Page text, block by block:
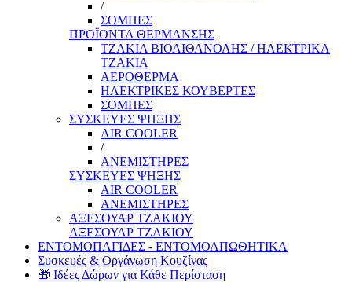
/
ΣΟΜΠΕΣ
ΠΡΟΪΟΝΤΑ ΘΕΡΜΑΝΣΗΣ
ΤΖΑΚΙΑ ΒΙΟΑΙΘΑΝΟΛΗΣ / ΗΛΕΚΤΡΙΚΑ
ΤΖΑΚΙΑ
ΑΕΡΟΘΕΡΜΑ
ΗΛΕΚΤΡΙΚΕΣ ΚΟΥΒΕΡΤΕΣ
ΣΟΜΠΕΣ
ΣΥΣΚΕΥΕΣ ΨΗΞΗΣ
AIR COOLER
/
ΑΝΕΜΙΣΤΗΡΕΣ
ΣΥΣΚΕΥΕΣ ΨΗΞΗΣ
AIR COOLER
ΑΝΕΜΙΣΤΗΡΕΣ
ΑΞΕΣΟΥΑΡ ΤΖΑΚΙΟΥ
ΑΞΕΣΟΥΑΡ ΤΖΑΚΙΟΥ
ΕΝΤΟΜΟΠΑΓΙΔΕΣ - ΕΝΤΟΜΟΑΠΩΘΗΤΙΚΑ
Συσκευές & Οργάνωση Κουζίνας
🎁 Ιδέες Δώρων για Κάθε Περίσταση